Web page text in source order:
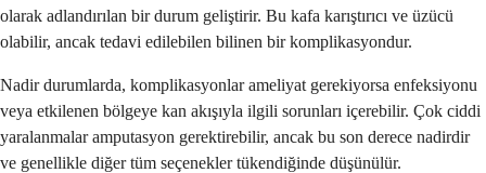
olarak adlandırılan bir durum geliştirir. Bu kafa karıştırıcı ve üzücü
olabilir, ancak tedavi edilebilen bilinen bir komplikasyondur.
Nadir durumlarda, komplikasyonlar ameliyat gerekiyorsa enfeksiyonu
veya etkilenen bölgeye kan akışıyla ilgili sorunları içerebilir. Çok ciddi
yaralanmalar amputasyon gerektirebilir, ancak bu son derece nadirdir
ve genellikle diğer tüm seçenekler tükendiğinde düşünülür.